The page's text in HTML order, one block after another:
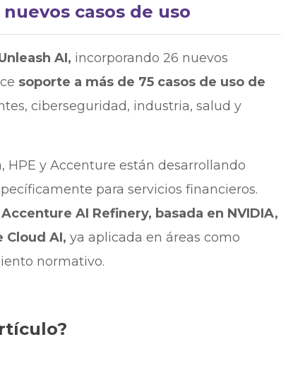
casos de uso
AI, incorporando 26 nuevos
soporte a más de 75 casos de uso de
ciberseguridad, industria, salud y
y Accenture están desarrollando
para servicios financieros.
AI Refinery, basada en NVIDIA,
Cloud AI, ya aplicada en áreas como
normativo.